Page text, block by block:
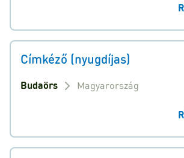
Címkéző (nyugdíjas)
Budaörs Magyarország